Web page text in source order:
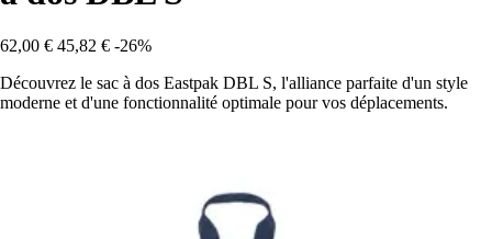
62,00 € 45,82 € -26%
Découvrez le sac à dos Eastpak DBL S, l'alliance parfaite d'un style
moderne et d'une fonctionnalité optimale pour vos déplacements.